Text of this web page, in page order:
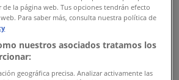
en Atlixco
la página web. Tus opciones tendrán efecto
Para saber más, consulta nuestra política de
nuestros asociados tratamos los
geográfica precisa. Analizar activamente las